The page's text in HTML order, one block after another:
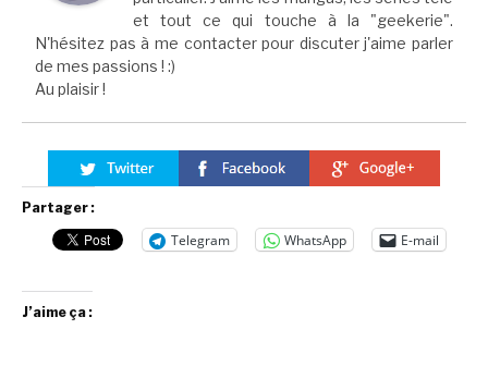
et tout ce qui touche à la "geekerie".
N'hésitez pas à me contacter pour discuter j'aime parler
de mes passions ! :)
Au plaisir !
Partager :
Telegram WhatsApp E-mail
J’aime ça :